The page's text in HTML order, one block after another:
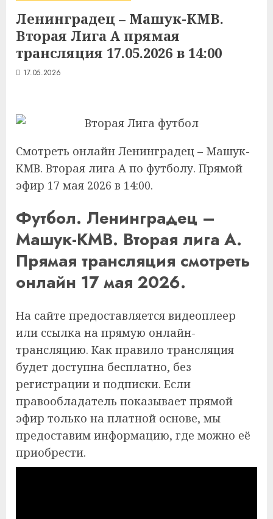
Ленинградец – Машук-КМВ.
Вторая Лига А прямая
трансляция 17.05.2026 в 14:00
17.05.2026
Смотреть онлайн Ленинградец – Машук-
КМВ. Вторая лига А по футболу. Прямой
эфир 17 мая 2026 в 14:00.
Футбол. Ленинградец –
Машук-КМВ. Вторая лига А.
Прямая трансляция смотреть
онлайн 17 мая 2026.
На сайте предоставляется видеоплеер
или ссылка на прямую онлайн-
трансляцию. Как правило трансляция
будет доступна бесплатно, без
регистрации и подписки. Если
правообладатель показывает прямой
эфир только на платной основе, мы
предоставим информацию, где можно её
приобрести.